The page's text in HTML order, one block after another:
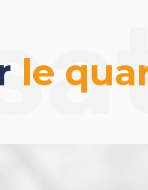
standard, établi à
le